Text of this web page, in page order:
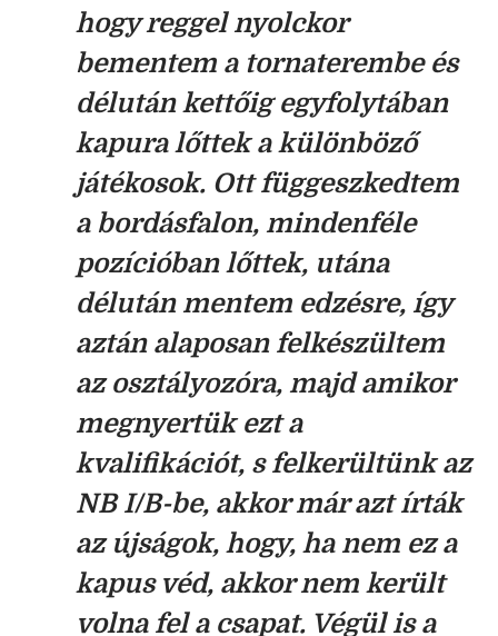
hogy reggel nyolckor
bementem a tornaterembe és
délután kettőig egyfolytában
kapura lőttek a különböző
játékosok. Ott függeszkedtem
a bordásfalon, mindenféle
pozícióban lőttek, utána
délután mentem edzésre, így
aztán alaposan felkészültem
az osztályozóra, majd amikor
megnyertük ezt a
kvalifikációt, s felkerültünk az
NB I/B-be, akkor már azt írták
az újságok, hogy, ha nem ez a
kapus véd, akkor nem került
volna fel a csapat. Végül is a